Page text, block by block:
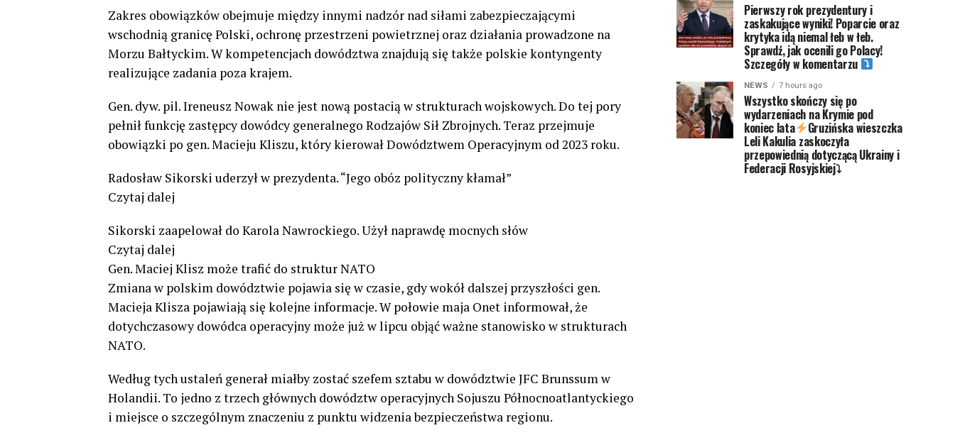
Zakres obowiązków obejmuje między innymi nadzór nad siłami zabezpieczającymi
wschodnią granicę Polski, ochronę przestrzeni powietrznej oraz działania prowadzone na
Morzu Bałtyckim. W kompetencjach dowództwa znajdują się także polskie kontyngenty
realizujące zadania poza krajem.
Gen. dyw. pil. Ireneusz Nowak nie jest nową postacią w strukturach wojskowych. Do tej pory
pełnił funkcję zastępcy dowódcy generalnego Rodzajów Sił Zbrojnych. Teraz przejmuje
obowiązki po gen. Macieju Kliszu, który kierował Dowództwem Operacyjnym od 2023 roku.
Radosław Sikorski uderzył w prezydenta. “Jego obóz polityczny kłamał”
Czytaj dalej
Sikorski zaapelował do Karola Nawrockiego. Użył naprawdę mocnych słów
Czytaj dalej
Gen. Maciej Klisz może trafić do struktur NATO
Zmiana w polskim dowództwie pojawia się w czasie, gdy wokół dalszej przyszłości gen.
Macieja Klisza pojawiają się kolejne informacje. W połowie maja Onet informował, że
dotychczasowy dowódca operacyjny może już w lipcu objąć ważne stanowisko w strukturach
NATO.
Według tych ustaleń generał miałby zostać szefem sztabu w dowództwie JFC Brunssum w
Holandii. To jedno z trzech głównych dowództw operacyjnych Sojuszu Północnoatlantyckiego
i miejsce o szczególnym znaczeniu z punktu widzenia bezpieczeństwa regionu.
Pierwszy rok prezydentury i
zaskakujące wyniki! Poparcie oraz
krytyka idą niemal łeb w łeb.
Sprawdź, jak ocenili go Polacy!
Szczegóły w komentarzu
NEWS 7 hours ago
Wszystko skończy się po
wydarzeniach na Krymie pod
koniec lata Gruzińska wieszczka
Leli Kakulia zaskoczyła
przepowiednią dotyczącą Ukrainy i
Federacji Rosyjskiej⤵